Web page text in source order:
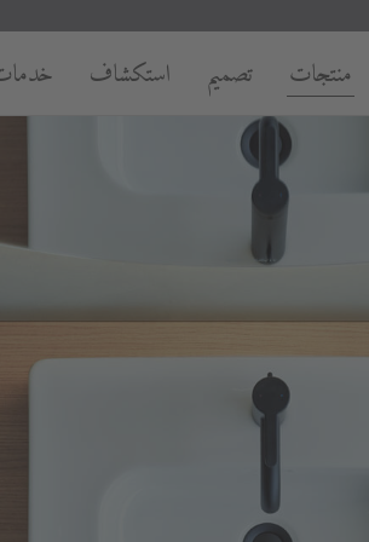
منتجات تصميم استكشاف